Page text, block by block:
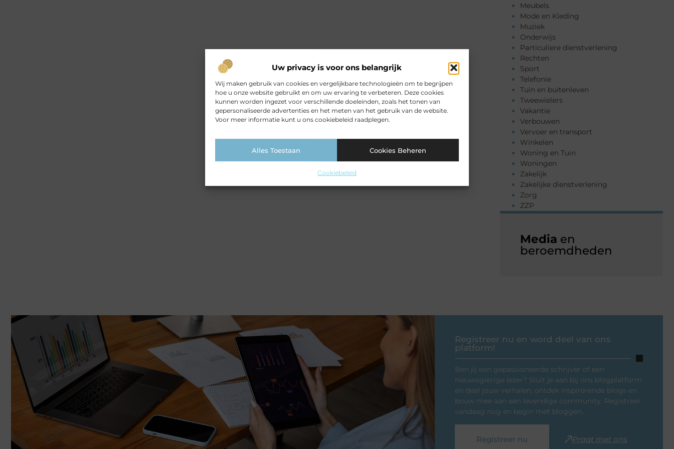
Uw privacy is voor ons belangrijk
Wij maken gebruik van cookies en vergelijkbare technologieën om te begrijpen
hoe u onze website gebruikt en om uw ervaring te verbeteren. Deze cookies
kunnen worden ingezet voor verschillende doeleinden, zoals het tonen van
gepersonaliseerde advertenties en het meten van het gebruik van de website.
Voor meer informatie kunt u ons cookiebeleid raadplegen.
Alles Toestaan Cookies Beheren
Cookiebeleid
Meubels
Mode en Kleding
Muziek
Onderwijs
Particuliere dienstverlening
Rechten
Sport
Telefonie
Tuin en buitenleven
Tweewielers
Vakantie
Verbouwen
Vervoer en transport
Winkelen
Woning en Tuin
Woningen
Zakelijk
Zakelijke dienstverlening
Zorg
ZZP
Media en
beroemdheden
Registreer nu en word deel van ons
platform!
Ben jij een gepassioneerde schrijver of een
nieuwsgierige lezer? Sluit je aan bij ons blogplatform
en deel jouw verhalen, ontdek inspirerende blogs en
bouw mee aan een levendige community. Registreer
vandaag nog en begin met bloggen.
Registreer nu Praat met ons